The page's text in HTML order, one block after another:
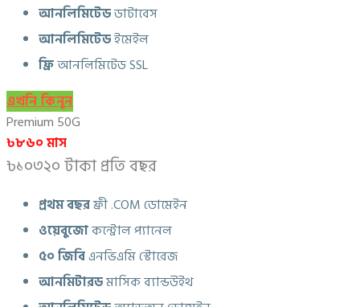
আনলিমিটেডডাটাবেস
আনলিমিটেডইমেইল
ফ্রিআনলিমিটেড SSL
এখনি কিনুন
Premium 50G
৳৮৬০ মাস
৳১০৩২০ টাকা প্রতি বছর
প্রথম বছরফ্রী .COM ডোমেইন
ওয়েবুজোকন্ট্রোল প্যানেল
৫০ জিবিএনভিএমি স্টোরেজ
আনমিটারডমাসিক ব্যান্ডউইথ